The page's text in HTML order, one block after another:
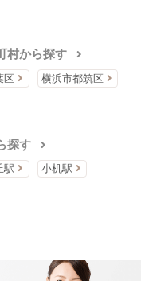
村から探す
区 横浜市都筑区
探す
駅 小机駅